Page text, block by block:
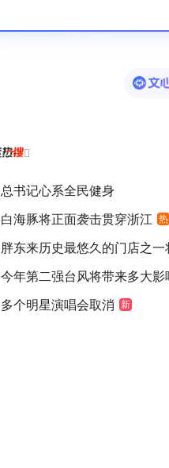

总书记心系全民健身
白海豚将正面袭击贯穿浙江 热
胖东来历史最悠久的门店之一
今年第二强台风将带来多大影
多个明星演唱会取消 新